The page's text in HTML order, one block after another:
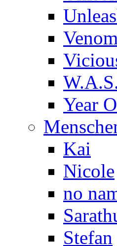
Venom
Year
Kai
Nicole
no
Stefan